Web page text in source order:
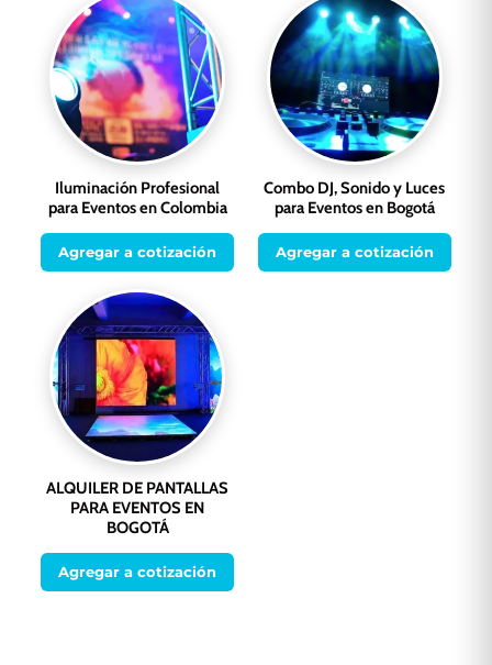
Iluminación Profesional
para Eventos en Colombia
Agregar a cotización
Combo DJ, Sonido y Luces
para Eventos en Bogotá
Agregar a cotización
ALQUILER DE PANTALLAS
PARA EVENTOS EN
BOGOTÁ
Agregar a cotización